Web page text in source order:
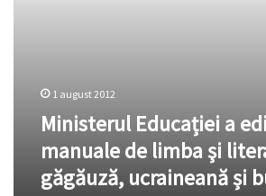
1 august 2012
Ministerul Educației a
manuale de limba şi
găgăuză, ucraineană și